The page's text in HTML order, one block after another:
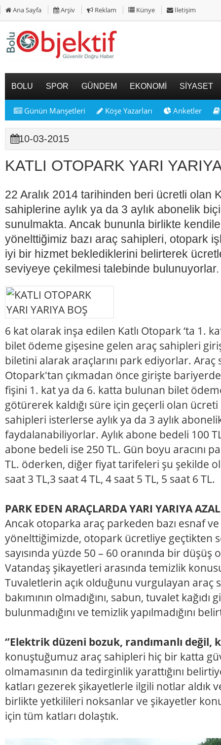
Ana Sayfa Arşiv Reklam Künye İletişim
BOLU SPOR GÜNDEM EKONOMİ SİYASET
Günün Manşetleri Köşe Yazarları Anketler
10-03-2015
KATLI OTOPARK YARI
22 Aralık 2014 tarihinden beri ücretli olan
sahiplerine aylık ya da 3 aylık abonelik
sunulmakta. Ancak bununla birlikte
yönelttiğimiz bazı araç sahipleri, otopark
iyi bir hizmet beklediklerini belirterek
seviyeye çekilmesi talebinde bulunuyorlar.
6 kat olarak inşa edilen Katlı Otopark ‘ta 1.
bilet ödeme gişesine gelen araç sahipleri
biletini alarak araçlarını park ediyorlar. Araç
Otopark'tan çıkmadan önce girişte
fişini 1. kat ya da 6. katta bulunan bilet
götürerek kaldığı süre için geçerli olan
sahipleri isterlerse aylık ya da 3 aylık
faydalanabiliyorlar. Aylık abone bedeli 100
abone bedeli ise 250 TL. Gün boyu aracını
TL. öderken, diğer fiyat tarifeleri şu şekilde
saat 3 TL,3 saat 4 TL, 4 saat 5 TL, 5 saat 6 TL.
PARK EDEN ARAÇLARDA YARI YARIYA
Ancak otoparka araç parkeden bazı esnaf
yönelttiğimizde, otopark ücretliye geçtikten
sayısında yüzde 50 – 60 oranında bir
Vatandaş şikayetleri arasında temizlik
Tuvaletlerin açık olduğunu vurgulayan araç
bakımının olmadığını, sabun, tuvalet
bulunmadığını ve temizlik yapılmadığını
‘’Elektrik düzeni bozuk, randımanlı değil,
konuştuğumuz araç sahipleri hiç bir katta
olmamasının da tedirginlik yarattığını
katları gezerek şikayetlerle ilgili notlar aldık
birlikte yetkilileri noksanlar ve şikayetler
için tüm katları dolaştık.